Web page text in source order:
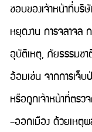
ชอบของเจ้าหน้าที่บ
หยุดงาน การจลาจล
อุบัติเหตุ, ภัยธรรมชา
อ้อมเช่น จากการเจ็
หรือถูกเจ้าหน้าที่ตรว
–ออกเมือง ด้วยเหตุ